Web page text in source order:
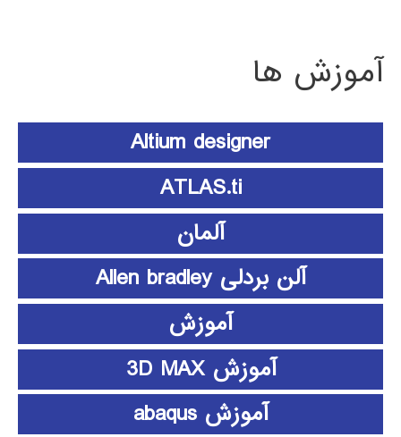
آموزش ها
Altium designer
ATLAS.ti
آلمان
آلن بردلی Allen bradley
آموزش
آموزش 3D MAX
آموزش abaqus